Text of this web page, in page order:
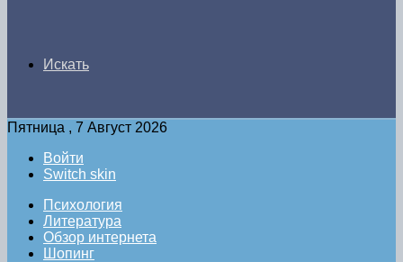
Искать
Пятница , 7 Август 2026
Войти
Switch skin
Психология
Литература
Обзор интернета
Шопинг